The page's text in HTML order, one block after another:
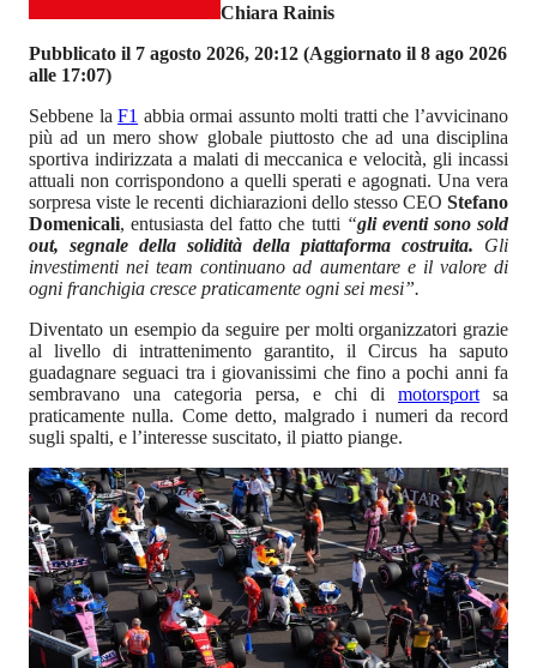
Chiara Rainis
Pubblicato il 7 agosto 2026, 20:12 (Aggiornato il 8 ago 2026
alle 17:07)
Sebbene laF1 abbia ormai assunto molti tratti che l’avvicinano
più ad un mero show globale piuttosto che ad una disciplina
sportiva indirizzata a malati di meccanica e velocità, gli incassi
attuali non corrispondono a quelli sperati e agognati. Una vera
sorpresa viste le recenti dichiarazioni dello stesso CEO Stefano
Domenicali, entusiasta del fatto che tutti “gli eventi sono sold
out, segnale della solidità della piattaforma costruita. Gli
investimenti nei team continuano ad aumentare e il valore di
ogni franchigia cresce praticamente ogni sei mesi”.
Diventato un esempio da seguire per molti organizzatori grazie
al livello di intrattenimento garantito, il Circus ha saputo
guadagnare seguaci tra i giovanissimi che fino a pochi anni fa
sembravano una categoria persa, e chi di motorsport sa
praticamente nulla. Come detto, malgrado i numeri da record
sugli spalti, e l’interesse suscitato, il piatto piange.